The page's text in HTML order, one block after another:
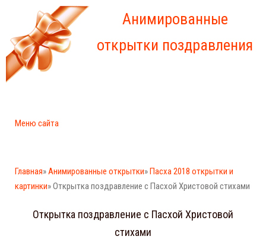
Анимированные
открытки поздравления
Меню сайта
Главная»Анимированные открытки»Пасха 2018 открытки и
картинки» Открытка поздравление с Пасхой Христовой стихами
Открытка поздравление с Пасхой Христовой
стихами